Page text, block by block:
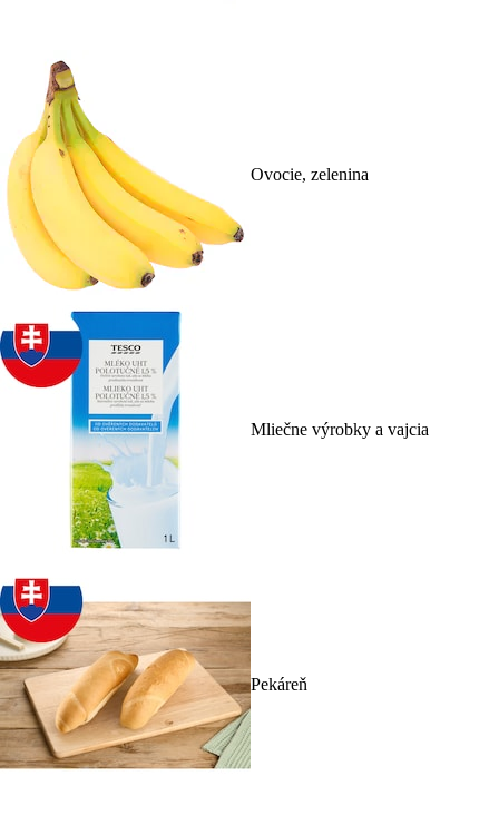
Ovocie, zelenina
Mliečne výrobky a vajcia
Pekáreň